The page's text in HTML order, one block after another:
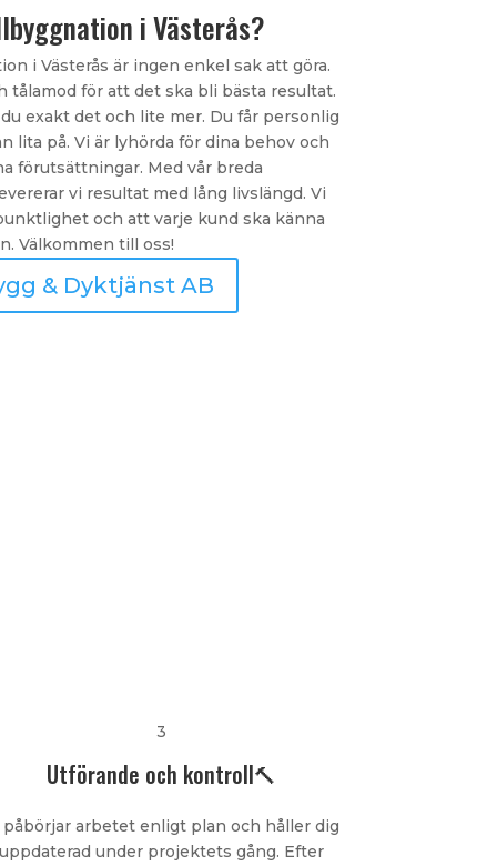
i Västerås?
i Västerås är ingen enkel sak att göra.
tålamod för att det ska bli bästa resultat.
exakt det och lite mer. Du får personlig
lita på. Vi är lyhörda för dina behov och
förutsättningar. Med vår breda
vi resultat med lång livslängd. Vi
och att varje kund ska känna
Välkommen till oss!
& Dyktjänst AB
3
Utförande och kontroll🔨
påbörjar arbetet enligt plan och håller dig
uppdaterad under projektets gång. Efter